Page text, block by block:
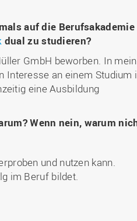
auf die Berufsakademie
dual zu studieren?
GmbH beworben. In
Interesse an einem Studium
eine Ausbildung
Wenn nein, warum
und nutzen kann.
im Beruf bildet.